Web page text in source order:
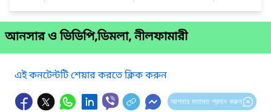
আনসার ও ভিডিপি,ডিমলা, নীলফামারী
এই কনটেন্টটি শেয়ার করতে ক্লিক করুন
আপনার মতামত প্রদান করুন